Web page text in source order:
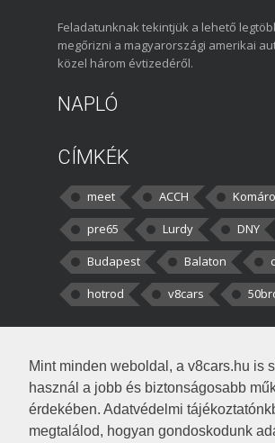
Mint minden weboldal, a v8cars.hu is
használ a jobb és biztonságosabb
érdekében. Adatvédelmi
megtalálod, hogyan gondoskodunk
Feladatunknak tekintjük a lehető
megőrizni a magyarországi amerikai
közel három évtizedéről.
NAPLÓ
CÍMKÉK
meet ACCH
pre65
Lurdy
DNY
Budapest
Balaton
hotrod
v8cars
kortisz:Elszúrtam! Én csak
darabbaal számoltam. Nem tudtam,